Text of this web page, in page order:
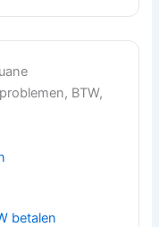
BTW,
betalen